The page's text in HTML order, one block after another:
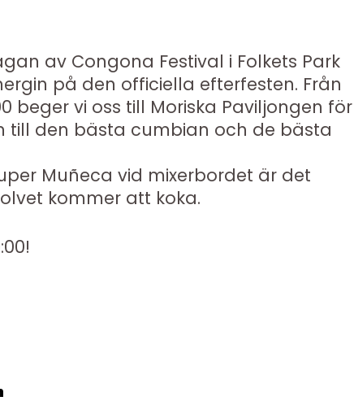
av Congona Festival i Folkets Park
på den officiella efterfesten. Från
beger vi oss till Moriska Paviljongen för
till den bästa cumbian och de bästa
Muñeca vid mixerbordet är det
kommer att koka.